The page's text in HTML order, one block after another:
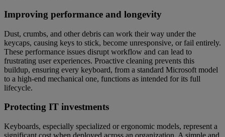
Improving performance and longevity
Dust, crumbs, and other debris can work their way under the
keycaps, causing keys to stick, become unresponsive, or fail entirely.
These performance issues disrupt workflow and can lead to
frustrating user experiences. Proactive cleaning prevents this
buildup, ensuring every keyboard, from a standard Microsoft model
to a high-end mechanical one, functions as intended for its full
lifecycle.
Protecting IT investments
Keyboards, especially specialized or ergonomic models, represent a